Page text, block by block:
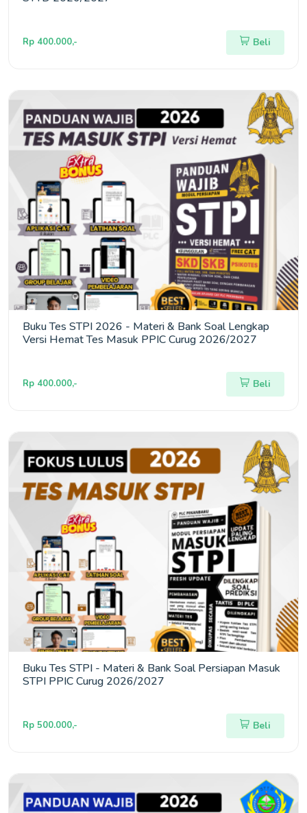
Rp 400.000,- Beli
Buku Tes STPI 2026 - Materi & Bank Soal Lengkap
Versi Hemat Tes Masuk PPIC Curug 2026/2027
Rp 400.000,- Beli
Buku Tes STPI - Materi & Bank Soal Persiapan Masuk
STPI PPIC Curug 2026/2027
Rp 500.000,- Beli